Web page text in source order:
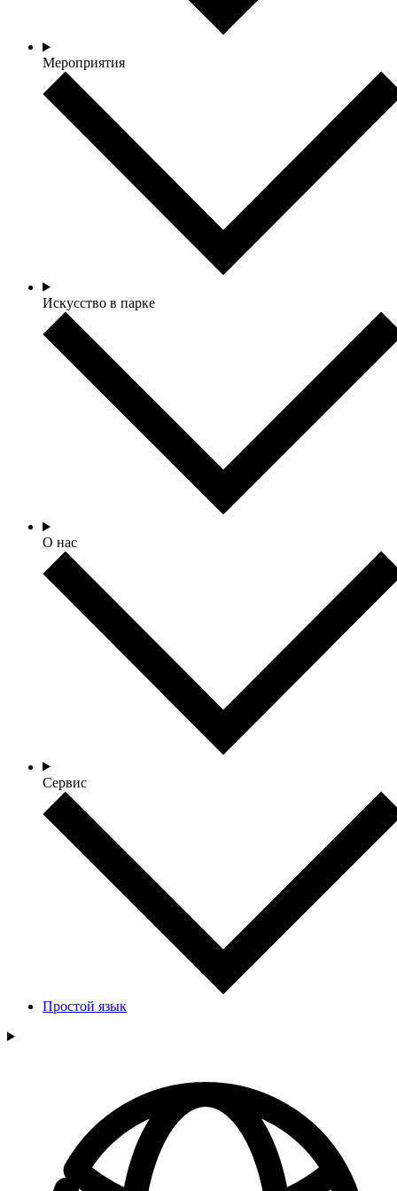
Мероприятия
Искусство в парке
О нас
Сервис
Простой язык